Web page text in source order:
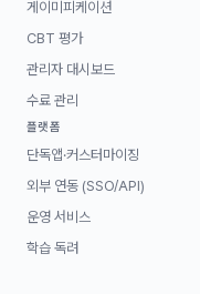
게이미피케이션
CBT 평가
관리자 대시보드
수료 관리
플랫폼
단독앱·커스터마이징
외부 연동 (SSO/API)
운영 서비스
학습 독려